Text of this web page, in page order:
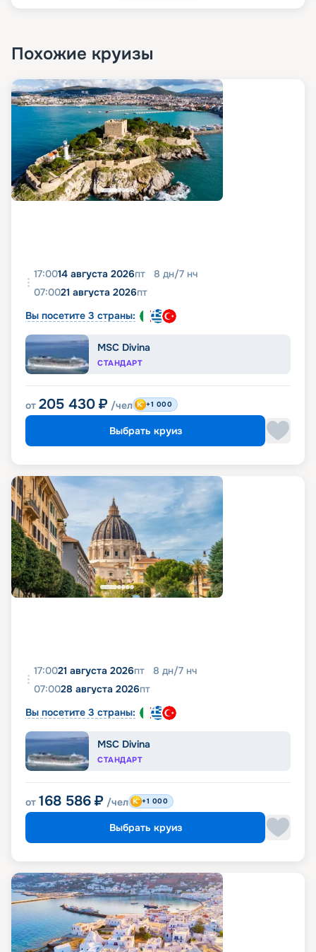
Похожие круизы
17:0014 августа 2026пт 8 дн/7 нч
07:0021 августа 2026пт
Вы посетите 3 страны:
MSC Divina
СТАНДАРТ
от 205 430 ₽ /чел +1 000
Выбрать круиз
17:0021 августа 2026пт 8 дн/7 нч
07:0028 августа 2026пт
Вы посетите 3 страны:
MSC Divina
СТАНДАРТ
от 168 586 ₽ /чел +1 000
Выбрать круиз